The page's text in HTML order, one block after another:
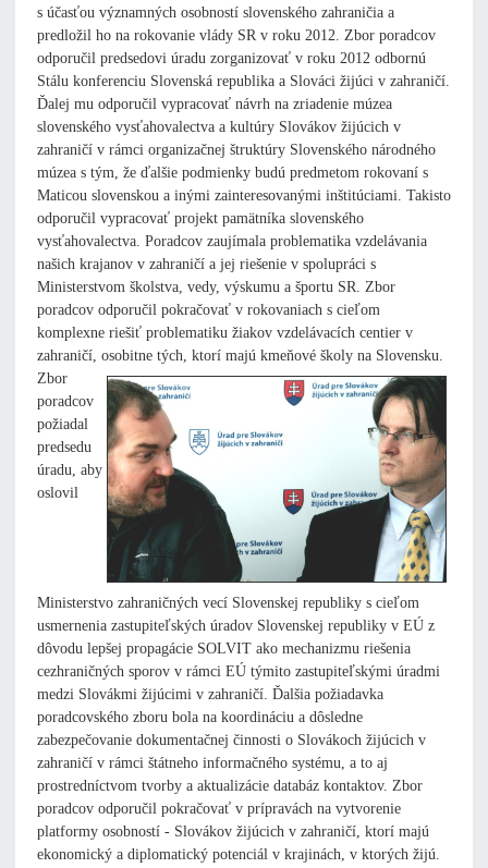
s účasťou významných osobností slovenského zahraničia a
predložil ho na rokovanie vlády SR v roku 2012. Zbor poradcov
odporučil predsedovi úradu zorganizovať v roku 2012 odbornú
Stálu konferenciu Slovenská republika a Slováci žijúci v zahraničí.
Ďalej mu odporučil vypracovať návrh na zriadenie múzea
slovenského vysťahovalectva a kultúry Slovákov žijúcich v
zahraničí v rámci organizačnej štruktúry Slovenského národného
múzea s tým, že ďalšie podmienky budú predmetom rokovaní s
Maticou slovenskou a inými zainteresovanými inštitúciami. Takisto
odporučil vypracovať projekt pamätníka slovenského
vysťahovalectva. Poradcov zaujímala problematika vzdelávania
našich krajanov v zahraničí a jej riešenie v spolupráci s
Ministerstvom školstva, vedy, výskumu a športu SR. Zbor
poradcov odporučil pokračovať v rokovaniach s cieľom
komplexne riešiť problematiku žiakov vzdelávacích centier v
zahraničí, osobitne tých, ktorí majú kmeňové školy na Slovensku.
Zbor
poradcov
požiadal
predsedu
úradu, aby
oslovil
Ministerstvo zahraničných vecí Slovenskej republiky s cieľom
usmernenia zastupiteľských úradov Slovenskej republiky v EÚ z
dôvodu lepšej propagácie SOLVIT ako mechanizmu riešenia
cezhraničných sporov v rámci EÚ týmito zastupiteľskými úradmi
medzi Slovákmi žijúcimi v zahraničí. Ďalšia požiadavka
poradcovského zboru bola na koordináciu a dôsledne
zabezpečovanie dokumentačnej činnosti o Slovákoch žijúcich v
zahraničí v rámci štátneho informačného systému, a to aj
prostredníctvom tvorby a aktualizácie databáz kontaktov. Zbor
poradcov odporučil pokračovať v prípravách na vytvorenie
platformy osobností - Slovákov žijúcich v zahraničí, ktorí majú
ekonomický a diplomatický potenciál v krajinách, v ktorých žijú.